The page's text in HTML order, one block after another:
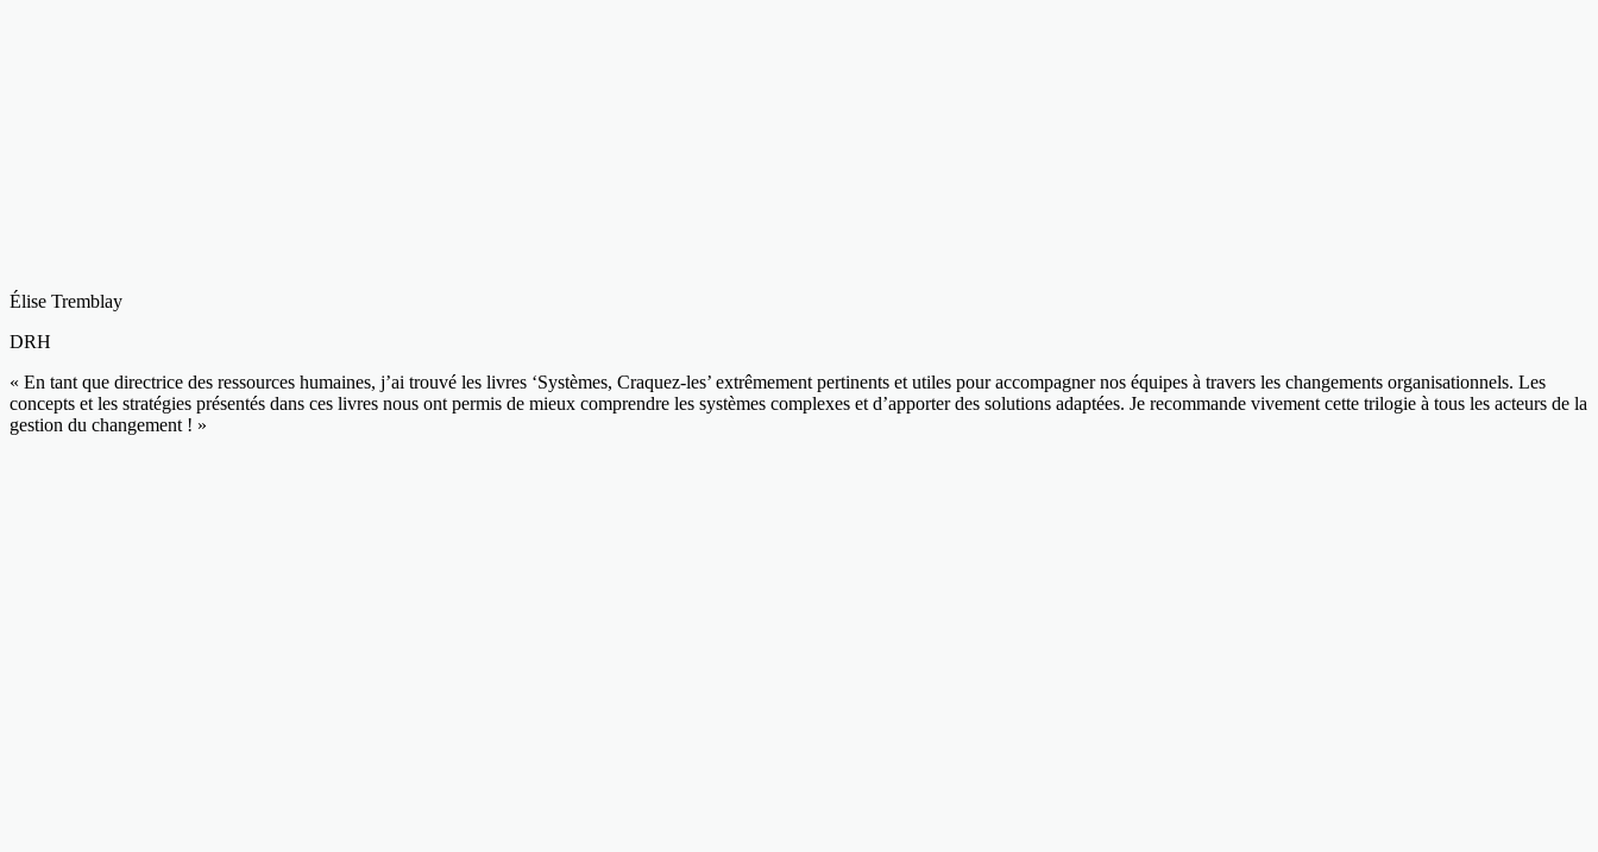
Élise Tremblay
DRH
« En tant que directrice des ressources humaines, j’ai trouvé les livres ‘Systèmes, Craquez-les’ extrêmement pertinents et utiles pour accompagner nos équipes à travers les changements organisationnels. Les
concepts et les stratégies présentés dans ces livres nous ont permis de mieux comprendre les systèmes complexes et d’apporter des solutions adaptées. Je recommande vivement cette trilogie à tous les acteurs de la
gestion du changement ! »